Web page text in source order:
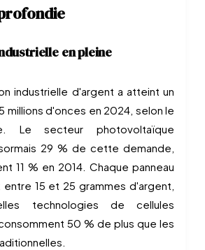
en pleine
industrielle d'argent a atteint un
millions d'onces en 2024, selon le
Le secteur photovoltaïque
29 % de cette demande,
11 % en 2014. Chaque panneau
15 et 25 grammes d'argent,
technologies de cellules
50 % de plus que les